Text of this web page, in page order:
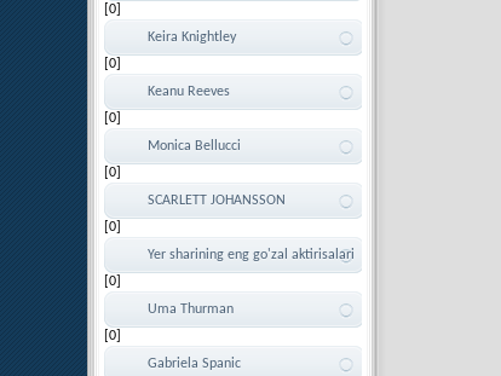
[0]
Keira Knightley
[0]
Keanu Reeves
[0]
Monica Bellucci
[0]
SCARLETT JOHANSSON
[0]
Yer sharining eng go'zal aktirisalari
[0]
Uma Thurman
[0]
Gabriela Spanic